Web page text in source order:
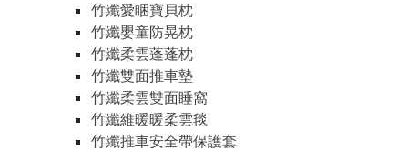
竹纖愛睏寶貝枕
竹纖嬰童防晃枕
竹纖柔雲蓬蓬枕
竹纖雙面推車墊
竹纖柔雲雙面睡窩
竹纖維暖暖柔雲毯
竹纖推車安全帶保護套